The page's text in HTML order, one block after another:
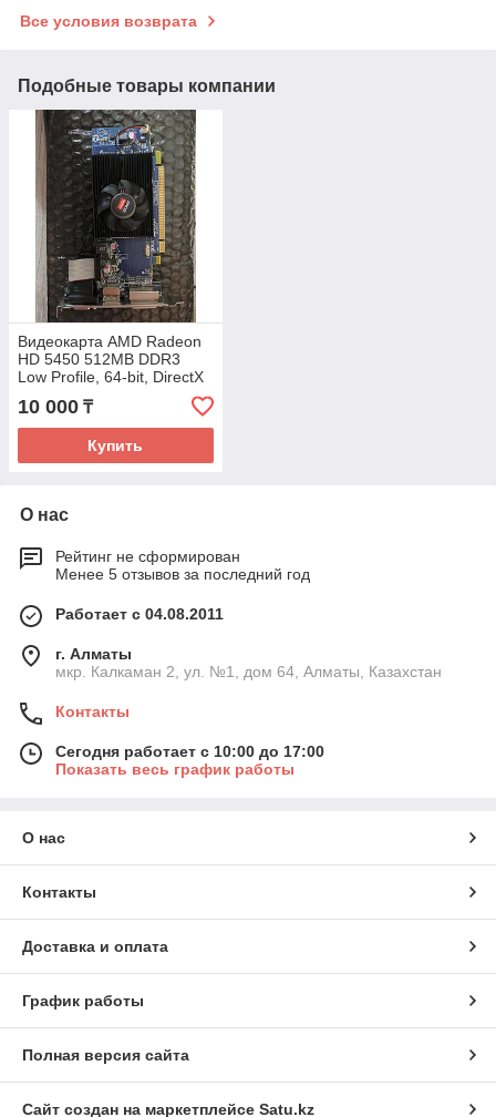
Все условия возврата
Подобные товары компании
Видеокарта AMD Radeon
HD 5450 512MB DDR3
Low Profile, 64-bit, DirectX
11, DMS-59+, DVI, VGA,
HDMI, активное
охлаждение, низкопроф
10 000 ₸
Купить
О нас
Рейтинг не сформирован
Менее 5 отзывов за последний год
Работает с 04.08.2011
г. Алматы
мкр. Калкаман 2, ул. №1, дом 64, Алматы, Казахстан
Контакты
Сегодня работает с 10:00 до 17:00
Показать весь график работы
О нас
Контакты
Доставка и оплата
График работы
Полная версия сайта
Сайт создан на маркетплейсе Satu.kz